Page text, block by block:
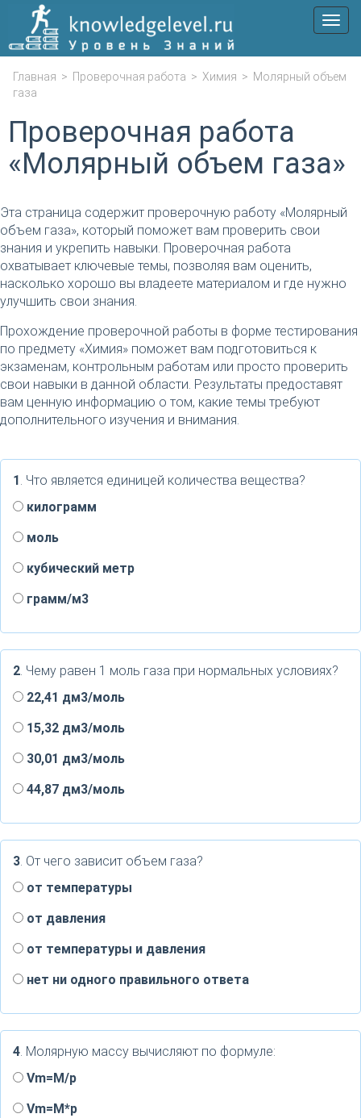
Меню
Главная > Проверочная работа > Химия > Молярный объем
газа
Проверочная работа
«Молярный объем газа»
Эта страница содержит проверочную работу «Молярный
объем газа», который поможет вам проверить свои
знания и укрепить навыки. Проверочная работа
охватывает ключевые темы, позволяя вам оценить,
насколько хорошо вы владеете материалом и где нужно
улучшить свои знания.
Прохождение проверочной работы в форме тестирования
по предмету «Химия» поможет вам подготовиться к
экзаменам, контрольным работам или просто проверить
свои навыки в данной области. Результаты предоставят
вам ценную информацию о том, какие темы требуют
дополнительного изучения и внимания.
1. Что является единицей количества вещества?
килограмм
моль
кубический метр
грамм/м3
2. Чему равен 1 моль газа при нормальных условиях?
22,41 дм3/моль
15,32 дм3/моль
30,01 дм3/моль
44,87 дм3/моль
3. От чего зависит объем газа?
от температуры
от давления
от температуры и давления
нет ни одного правильного ответа
4. Молярную массу вычисляют по формуле:
Vm=M/p
Vm=M*p